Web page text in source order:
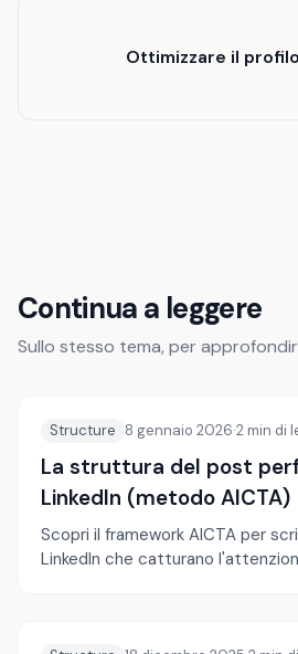
Ottimizzare il
Continua a leggere
Sullo stesso tema, per
Structure 8 gennaio 2026·2 min di
La struttura del post
LinkedIn (metodo AICTA)
Scopri il framework AICTA per
LinkedIn che catturano